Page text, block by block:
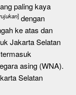
paling kaya
] dengan
ke atas dan
Jakarta Selatan
asing (WNA).
Selatan